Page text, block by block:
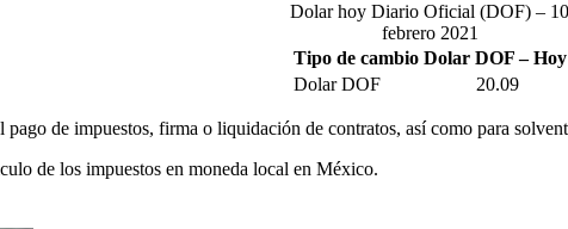
Dolar hoy Diario Oficial (DOF) – 10
febrero 2021
Tipo de cambio Dolar DOF – Hoy
Dolar DOF
20.09
de impuestos, firma o liquidación de contratos, así como para
de los impuestos en moneda local en México.